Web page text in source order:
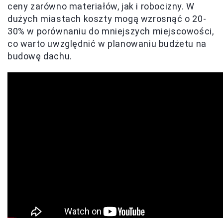
ceny zarówno materiałów, jak i robocizny. W
dużych miastach koszty mogą wzrosnąć o 20-
30% w porównaniu do mniejszych miejscowości,
co warto uwzględnić w planowaniu budżetu na
budowę dachu.